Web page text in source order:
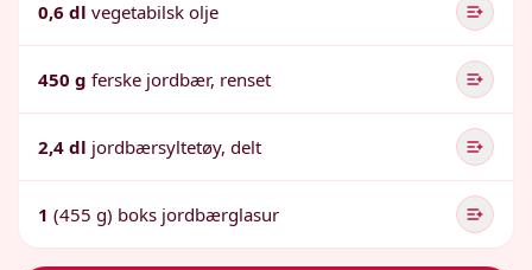
0,6 dl vegetabilsk olje
450 g ferske jordbær, renset
2,4 dl jordbærsyltetøy, delt
1 (455 g) boks jordbærglasur